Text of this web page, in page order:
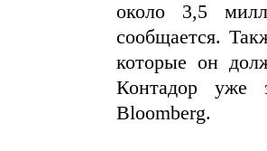
около 3,5
сообщается.
которые он
Контадор уже
Bloomberg.